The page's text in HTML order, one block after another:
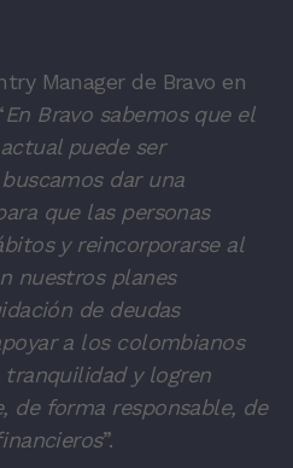
Manager de Bravo en
En Bravo sabemos que el
puede ser
dar una
que las personas
y reincorporarse al
nuestros planes
de deudas
a los colombianos
tranquilidad y logren
de forma responsable, de
”.